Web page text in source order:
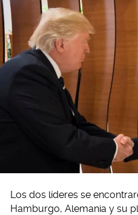
Los dos líderes se
Hamburgo, Alemania y su